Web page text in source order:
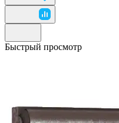
Быстрый просмотр